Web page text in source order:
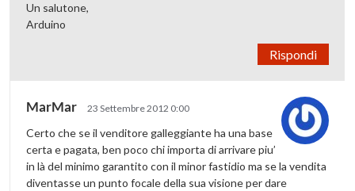
Un salutone,
Arduino
Rispondi
MarMar 23 Settembre 2012 0:00
Certo che se il venditore galleggiante ha una base
certa e pagata, ben poco chi importa di arrivare piu’
in là del minimo garantito con il minor fastidio ma se la vendita
diventasse un punto focale della sua visione per dare